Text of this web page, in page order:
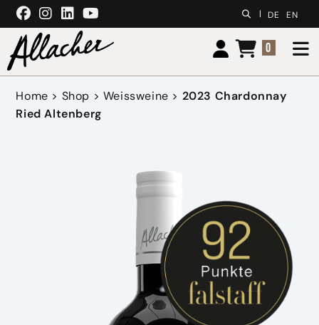
Zum Inhalt springen
| DE EN
0
Home > Shop > Weissweine > 2023 Chardonnay
Ried Altenberg